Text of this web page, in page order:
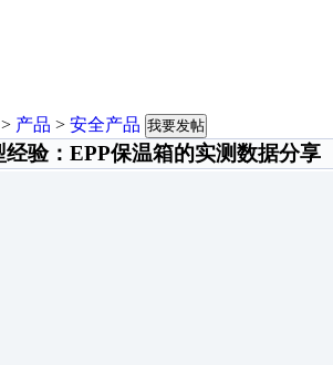
> 产品 > 安全产品 我要发帖
验：EPP保温箱的实测数据分享